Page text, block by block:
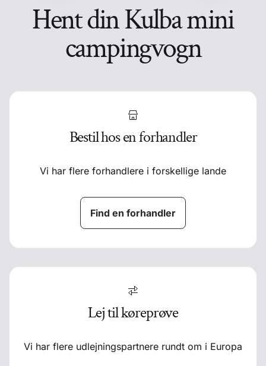
Hent din Kulba mini
campingvogn
Bestil hos en forhandler
Vi har flere forhandlere i forskellige lande
Find en forhandler
Lej til køreprøve
Vi har flere udlejningspartnere rundt om i Europa